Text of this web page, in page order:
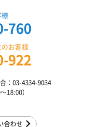
760
お客様
922
：03-4334-9034
18:00）
合わせ